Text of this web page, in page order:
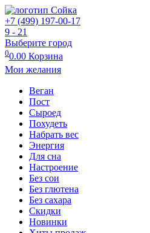
+7 (499) 197-00-17
9 - 21
Выберите город
00.00 Корзина
Мои желания
Веган
Пост
Сыроед
Похудеть
Набрать вес
Энергия
Для сна
Настроение
Без сои
Без глютена
Без сахара
Скидки
Новинки